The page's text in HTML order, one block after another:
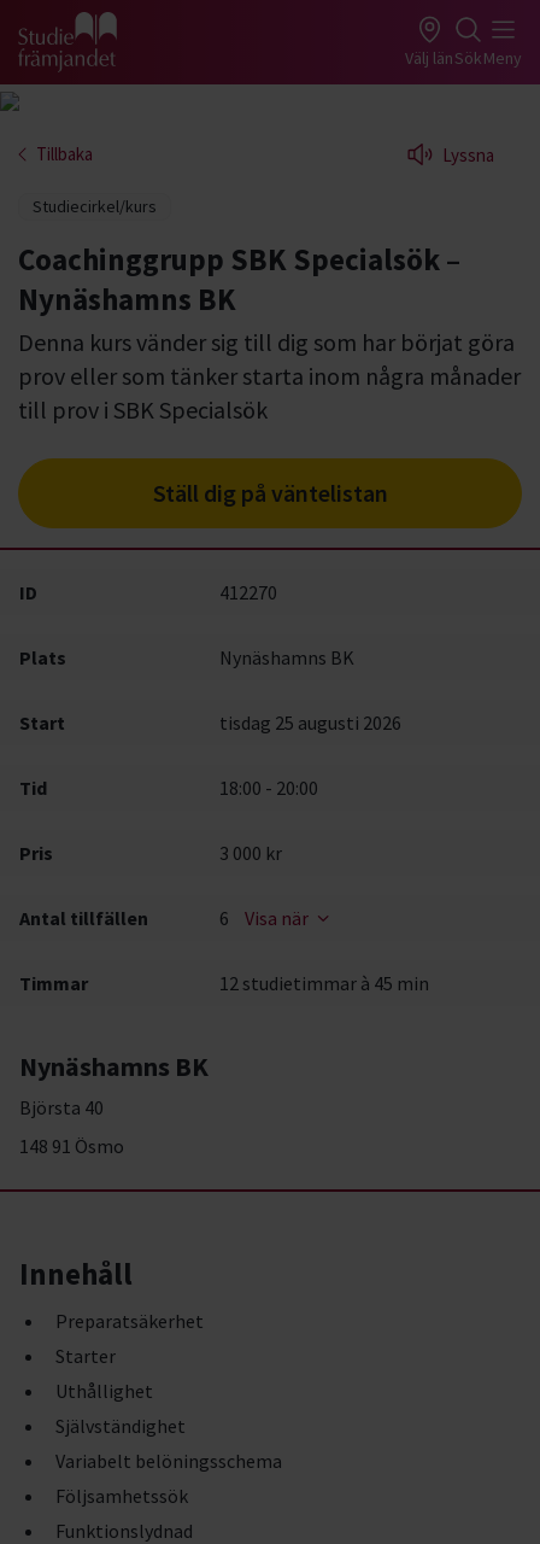
Gå till studiefrämjandets startsida Välj länSökMeny
Tillbaka Lyssna
Studiecirkel/kurs
Coachinggrupp SBK Specialsök –
Nynäshamns BK
Denna kurs vänder sig till dig som har börjat göra
prov eller som tänker starta inom några månader
till prov i SBK Specialsök
Ställ dig på väntelistan
ID 412270
Plats Nynäshamns BK
Start tisdag 25 augusti 2026
Tid 18:00 - 20:00
Pris 3 000 kr
Antal tillfällen 6 Visa när
Timmar 12 studietimmar à 45 min
Nynäshamns BK
Björsta 40
148 91 Ösmo
Innehåll
Preparatsäkerhet
Starter
Uthållighet
Självständighet
Variabelt belöningsschema
Följsamhetssök
Funktionslydnad